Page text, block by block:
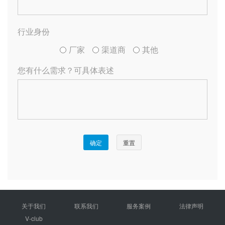
关于我们 联系我们 服务案例
法律声明
V-club